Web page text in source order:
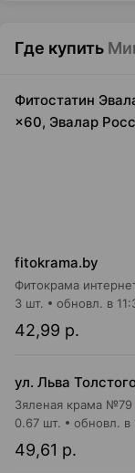
Где купить
Фитостатин
×60, Эвалар
fitokrama.by
Фитокрама
42,99 р.
3 шт. обновл. в
ул. Льва
Зяленая крама №79
49,61 р.
0.67 шт. обновл. в